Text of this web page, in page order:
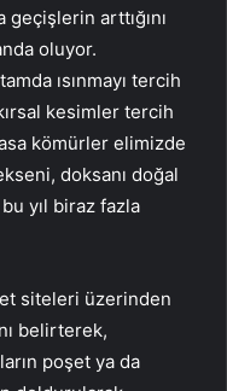
arttığını
oluyor.
ısınmayı tercih
kesimler tercih
kömürler elimizde
doksanı doğal
yıl biraz fazla
siteleri üzerinden
belirterek,
poşet ya da